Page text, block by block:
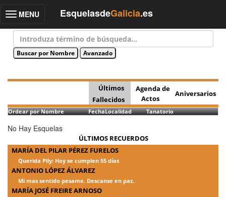
Toggle
MENU EsquelasdeGalicia.es
Últimos
Fallecidos
Agenda de
Actos
Aniversarios
Ordear por Nombre FechaLocalidad Tanatorio
No Hay Esquelas
ÚLTIMOS RECUERDOS
MARÍA DEL PILAR PÉREZ FURELOS
Querida Pily: Hoy se cumplen 55 días
ANTONIO LÓPEZ ÁLVAREZ
Mi mas sentido pesame. Descanse en paz.
MARÍA JOSÉ FREIRE ARNOSO